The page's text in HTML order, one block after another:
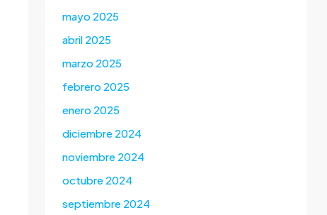
mayo 2025
abril 2025
marzo 2025
febrero 2025
enero 2025
diciembre 2024
noviembre 2024
octubre 2024
septiembre 2024